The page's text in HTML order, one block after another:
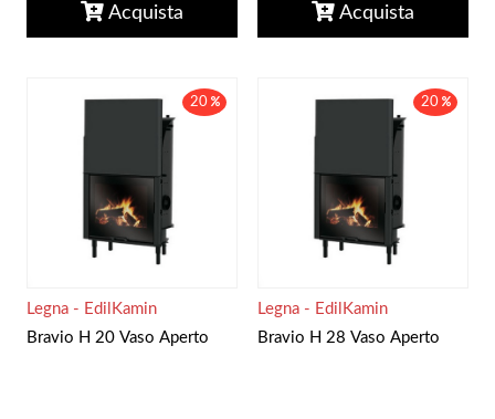
Acquista Acquista
20
Bravio H 20 Vaso Aperto
Legna - EdilKamin
20
Bravio H 28 Vaso Aperto
Legna - EdilKamin